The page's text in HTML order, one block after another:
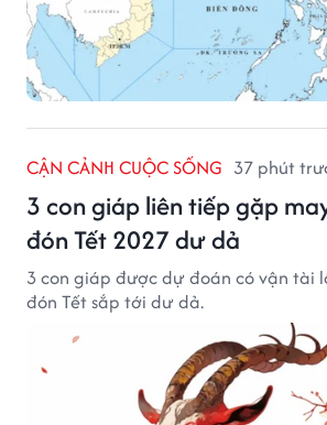
CẬN CẢNH CUỘC SỐNG 37 phút
3 con giáp liên tiếp gặp
đón Tết 2027 dư dả
3 con giáp được dự đoán có vận tài
đón Tết sắp tới dư dả.